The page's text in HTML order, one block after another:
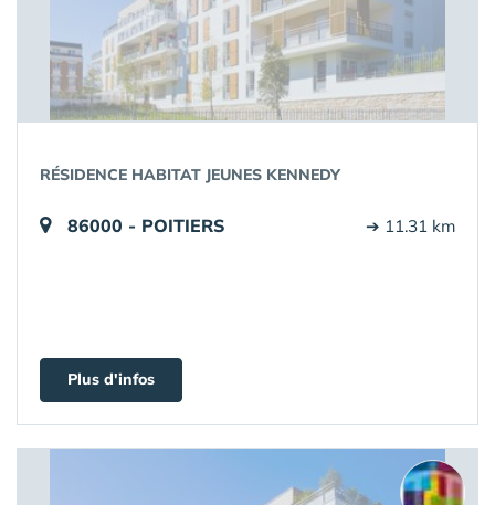
RÉSIDENCE HABITAT JEUNES KENNEDY
86000 - POITIERS ➔ 11.31 km
Plus d'infos